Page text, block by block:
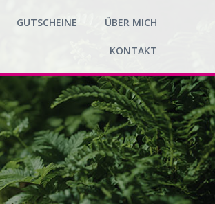
GUTSCHEINE ÜBER MICH
KONTAKT